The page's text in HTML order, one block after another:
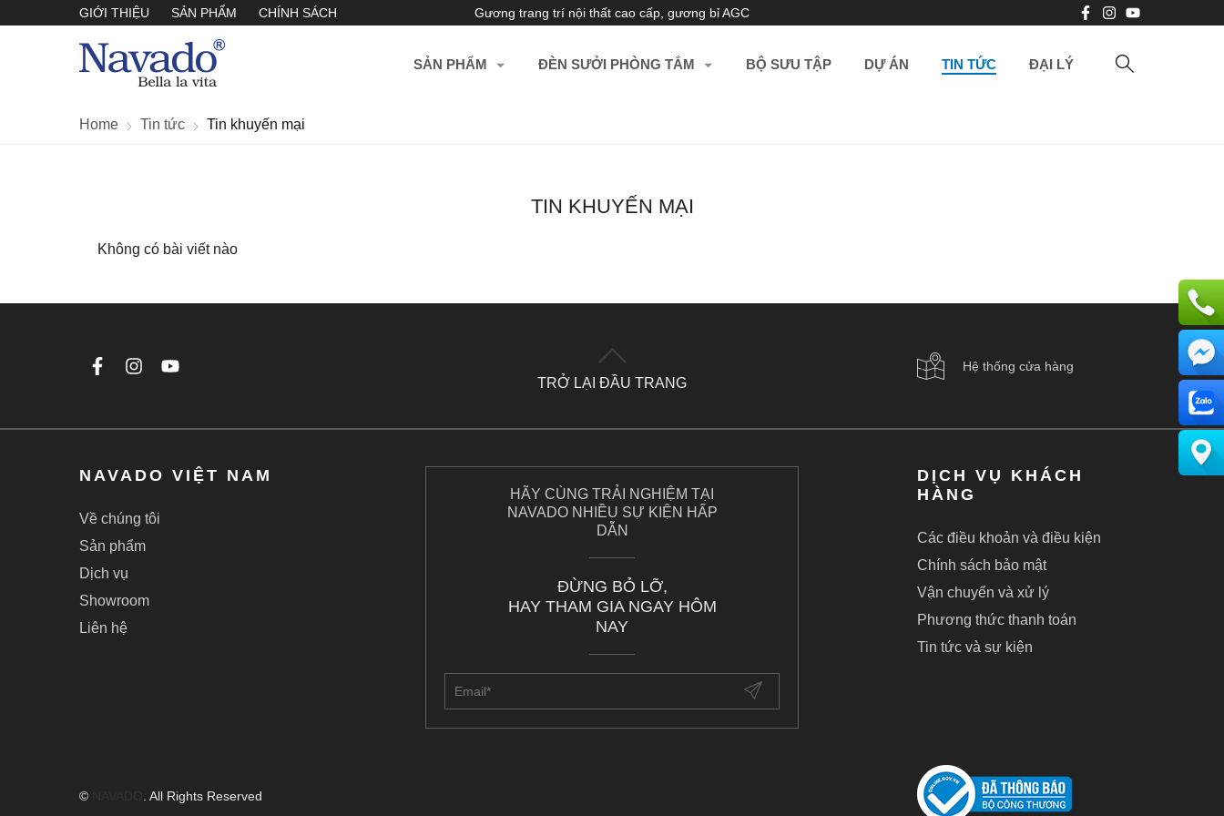
GIỚI THIỆU SẢN PHẨM CHÍNH SÁCH Gương trang trí nội thất cao cấp, gương bỉ AGC
SẢN PHẨM ĐÈN SƯỞI PHÒNG TẮM BỘ SƯU TẬP DỰ ÁN TIN TỨC ĐẠI LÝ
Home Tin tức Tin khuyến mại
TIN KHUYẾN MẠI
Không có bài viết nào
TRỞ LẠI ĐẦU TRANG
Hệ thống cửa hàng
NAVADO VIỆT NAM
Về chúng tôi
Sản phẩm
Dịch vụ
Showroom
Liên hệ
DỊCH VỤ KHÁCH
HÀNG
Các điều khoản và điều kiện
Chính sách bảo mật
Vận chuyển và xử lý
Phương thức thanh toán
Tin tức và sự kiện
HÃY CÙNG TRẢI NGHIỆM TẠI
NAVADO NHIỀU SỰ KIỆN HẤP
DẪN
ĐỪNG BỎ LỠ,
HAY THAM GIA NGAY HÔM
NAY
© All Rights Reserved